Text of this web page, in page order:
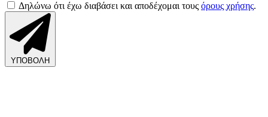
Δηλώνω ότι έχω διαβάσει και αποδέχομαι τους όρους χρήσης.
ΥΠΟΒΟΛΗ